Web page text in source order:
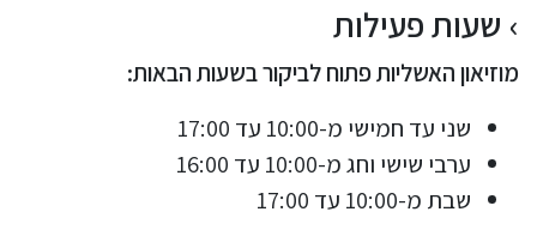
שעות פעילות
מוזיאון האשליות פתוח לביקור בשעות הבאות:
שני עד חמישי מ-10:00 עד 17:00
ערבי שישי וחג מ-10:00 עד 16:00
שבת מ-10:00 עד 17:00